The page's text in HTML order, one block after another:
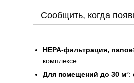
Сообщить, когда
HEPA-фильтрация,
комплексе.
Для помещений до 30 м²: